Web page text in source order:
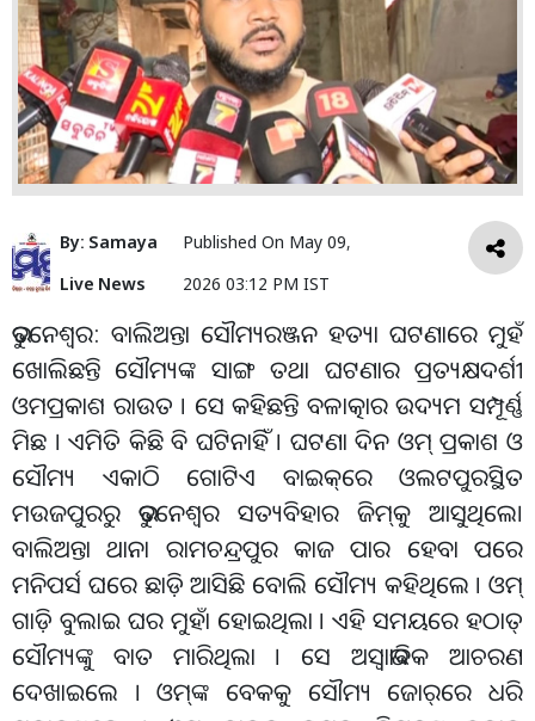
By: Samaya
Live News
Published On May 09,
2026 03:12 PM IST
ଭୁବନେଶ୍ୱର: ବାଲିଅନ୍ତା ସୌମ୍ୟରଞ୍ଜନ ହତ୍ୟା ଘଟଣାରେ ମୁହଁ
ଖୋଲିଛନ୍ତି ସୌମ୍ୟଙ୍କ ସାଙ୍ଗ ତଥା ଘଟଣାର ପ୍ରତ୍ୟକ୍ଷଦର୍ଶୀ
ଓମପ୍ରକାଶ ରାଉତ । ସେ କହିଛନ୍ତି ବଳାତ୍କାର ଉଦ୍ୟମ ସମ୍ପୂର୍ଣ୍ଣ
ମିଛ । ଏମିତି କିଛି ବି ଘଟିନାହିଁ । ଘଟଣା ଦିନ ଓମ୍‌ ପ୍ରକାଶ ଓ
ସୌମ୍ୟ ଏକାଠି ଗୋଟିଏ ବାଇକ୍‌ରେ ଓଲଟପୁରସ୍ଥିତ
ମଉଜପୁରରୁ ଭୁବନେଶ୍ୱର ସତ୍ୟବିହାର ଜିମ୍‌କୁ ଆସୁଥିଲେ।
ବାଲିଅନ୍ତା ଥାନା ରାମଚନ୍ଦ୍ରପୁର କାଜ ପାର ହେବା ପରେ
ମନିପର୍ସ ଘରେ ଛାଡ଼ି ଆସିଛି ବୋଲି ସୌମ୍ୟ କହିଥିଲେ । ଓମ୍‌
ଗାଡ଼ି ବୁଲାଇ ଘର ମୁହାଁ ହୋଇଥିଲା । ଏହି ସମୟରେ ହଠାତ୍‌
ସୌମ୍ୟଙ୍କୁ ବାତ ମାରିଥିଲା । ସେ ଅସ୍ୱାଭାବିକ ଆଚରଣ
ଦେଖାଇଲେ । ଓମ୍‌ଙ୍କ ବେକକୁ ସୌମ୍ୟ ଜୋର୍‌ରେ ଧରି